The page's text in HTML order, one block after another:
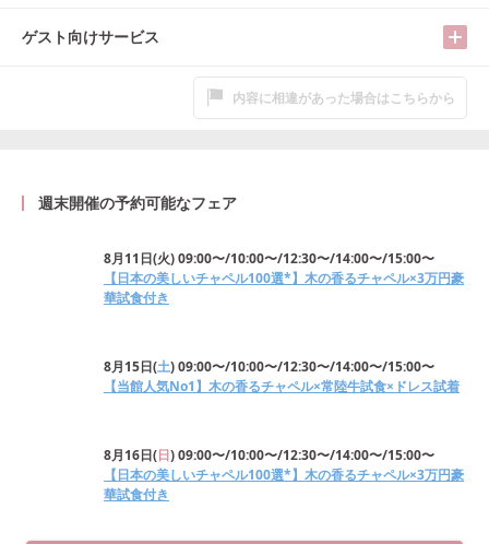
ゲスト向けサービス
内容に相違があった場合はこちらから
週末開催の予約可能なフェア
8月11日(火)09:00〜/10:00〜/12:30〜/14:00〜/15:00〜
【日本の美しいチャペル100選*】木の香るチャペル×3万円豪
華試食付き
8月15日(土)09:00〜/10:00〜/12:30〜/14:00〜/15:00〜
【当館人気No1】木の香るチャペル×常陸牛試食×ドレス試着
8月16日(日)09:00〜/10:00〜/12:30〜/14:00〜/15:00〜
【日本の美しいチャペル100選*】木の香るチャペル×3万円豪
華試食付き